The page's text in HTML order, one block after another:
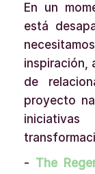
En un
está
inspiración,
de
proyecto
- The